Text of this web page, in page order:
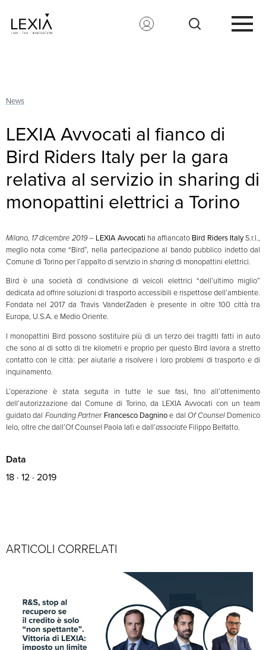
News
LEXIA Avvocati al fianco di
Bird Riders Italy per la gara
relativa al servizio in sharing di
monopattini elettrici a Torino
Milano, 17 dicembre 2019– LEXIA Avvocati ha affiancato Bird Riders ItalyS.r.l.,
meglio nota come “Bird”, nella partecipazione al bando pubblico indetto dal
Comune di Torino per l’appalto di servizio in sharingdi monopattini elettrici.
Bird è una società di condivisione di veicoli elettrici “dell’ultimo miglio”
dedicata ad offrire soluzioni di trasporto accessibili e rispettose dell’ambiente.
Fondata nel 2017 da Travis VanderZaden è presente in oltre 100 città tra
Europa, U.S.A. e Medio Oriente.
I monopattini Bird possono sostituire più di un terzo dei tragitti fatti in auto
che sono al di sotto di tre kilometri e proprio per questo Bird lavora a stretto
contatto con le città: per aiutarle a risolvere i loro problemi di trasporto e di
inquinamento.
L’operazione è stata seguita in tutte le sue fasi, fino all’ottenimento
dell’autorizzazione dal Comune di Torino, da LEXIA Avvocati con un team
guidato dal Founding Partner Francesco Dagninoe dalOf CounselDomenico
Ielo, oltre che dall’Of Counsel Paola Iatì e dall’associateFilippo Belfatto.
Data
18 · 12 · 2019
ARTICOLI CORRELATI